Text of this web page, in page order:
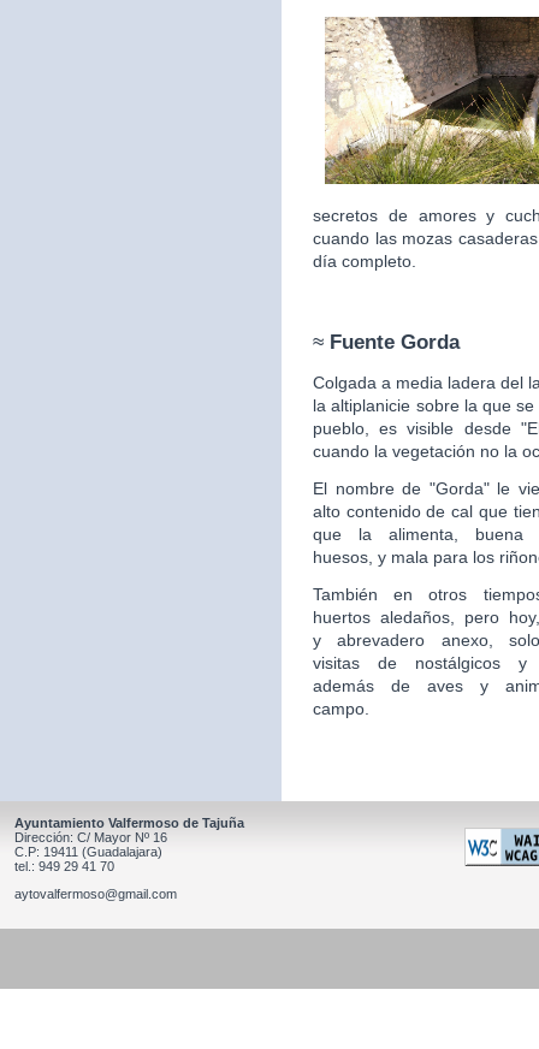
secretos de amores y
cuando las mozas
día completo.
≈ Fuente Gorda
Colgada a media ladera del
la altiplanicie sobre la que se
pueblo, es visible desde
cuando la vegetación no la
El nombre de "Gorda" le
alto contenido de cal que
que la alimenta, buena
huesos, y mala para los
También en otros
huertos aledaños, pero
yabrevadero anexo,
visitas de nostálgicos y
además de aves y
campo.
Ayuntamiento Valfermoso de Tajuña
Dirección: C/ Mayor Nº 16
C.P: 19411 (Guadalajara)
tel.: 949 29 41 70
aytovalfermoso@gmail.com